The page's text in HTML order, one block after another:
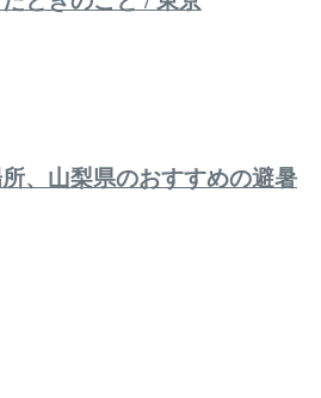
、山梨県のおすすめの避暑